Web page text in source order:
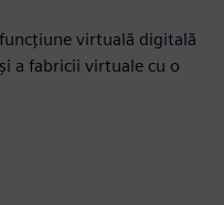
virtuală digitală
a fabricii virtuale cu o